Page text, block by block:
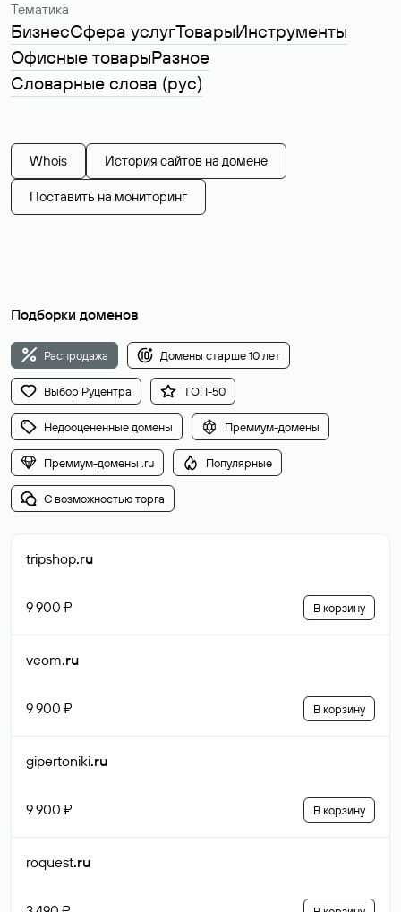
Тематика
БизнесСфера услугТоварыИнструменты
Офисные товарыРазное
Словарные слова (рус)
Whois История сайтов на домене
Поставить на мониторинг
Подборки доменов
Распродажа Домены старше 10 лет
Выбор Руцентра ТОП-50
Недооцененные домены Премиум-домены
Премиум-домены .ru Популярные
С возможностью торга
tripshop.ru
9 900 ₽ В корзину
veom.ru
9 900 ₽ В корзину
gipertoniki.ru
9 900 ₽ В корзину
roquest.ru